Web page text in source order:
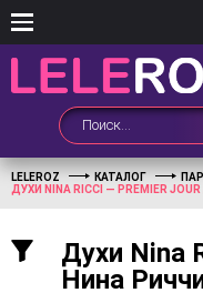
LELEROZ КАТАЛОГ
ДУХИ NINA RICCI — PREMIER
Духи Nina
Нина